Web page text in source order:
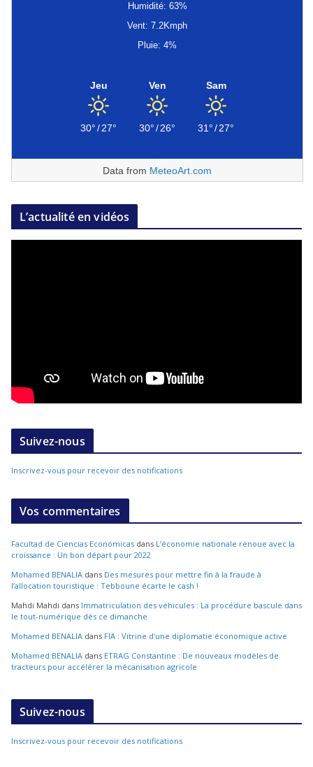
Humidité: 63%
Vent: 7.2Kmph
Pluie: 4%
Jeu
30°/27°
Ven
30°/26°
Sam
31°/27°
Data from MeteoArt.com
L’actualité en vidéos
Suivez-nous
Inscrivez-vous pour recevoir des notifications
Vos commentaires
Facultad de Ciencias Económicas dans L’économie nationale renoue avec la
croissance : Un bon départ pour 2022
Mohamed BENALIA dans Des mesures pour mettre fin à la fraude à
l’allocation touristique : Tebboune écarte le cash !
Mahdi Mahdi dans Immatriculation des véhicules : La procédure bascule dans
le tout-numérique dès ce dimanche
Mohamed BENALIA dans FIA : Vitrine d’une diplomatie économique active
Mohamed BENALIA dans ETRAG Constantine : De nouveaux modèles de
tracteurs pour accélérer la mécanisation agricole
Suivez-nous
Inscrivez-vous pour recevoir des notifications